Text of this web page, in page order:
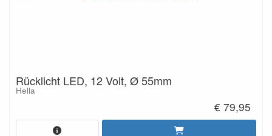
Rücklicht LED, 12 Volt, Ø 55mm
Hella
€ 79,95